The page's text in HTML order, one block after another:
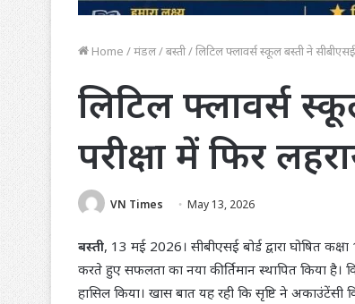
Home /मंडल/बस्ती/लिटिल फ्लावर्स स्कूल बस्ती ने
लिटिल फ्लावर्स
परीक्षा में फिर
VN Times May 13, 2026
बस्ती, 13 मई 2026। सीबीएसई बोर्ड द्वारा घोषित
करते हुए सफलता का नया कीर्तिमान स्थापित किया है।
हासिल किया। खास बात यह रही कि सृष्टि ने अकाउंटेंसी